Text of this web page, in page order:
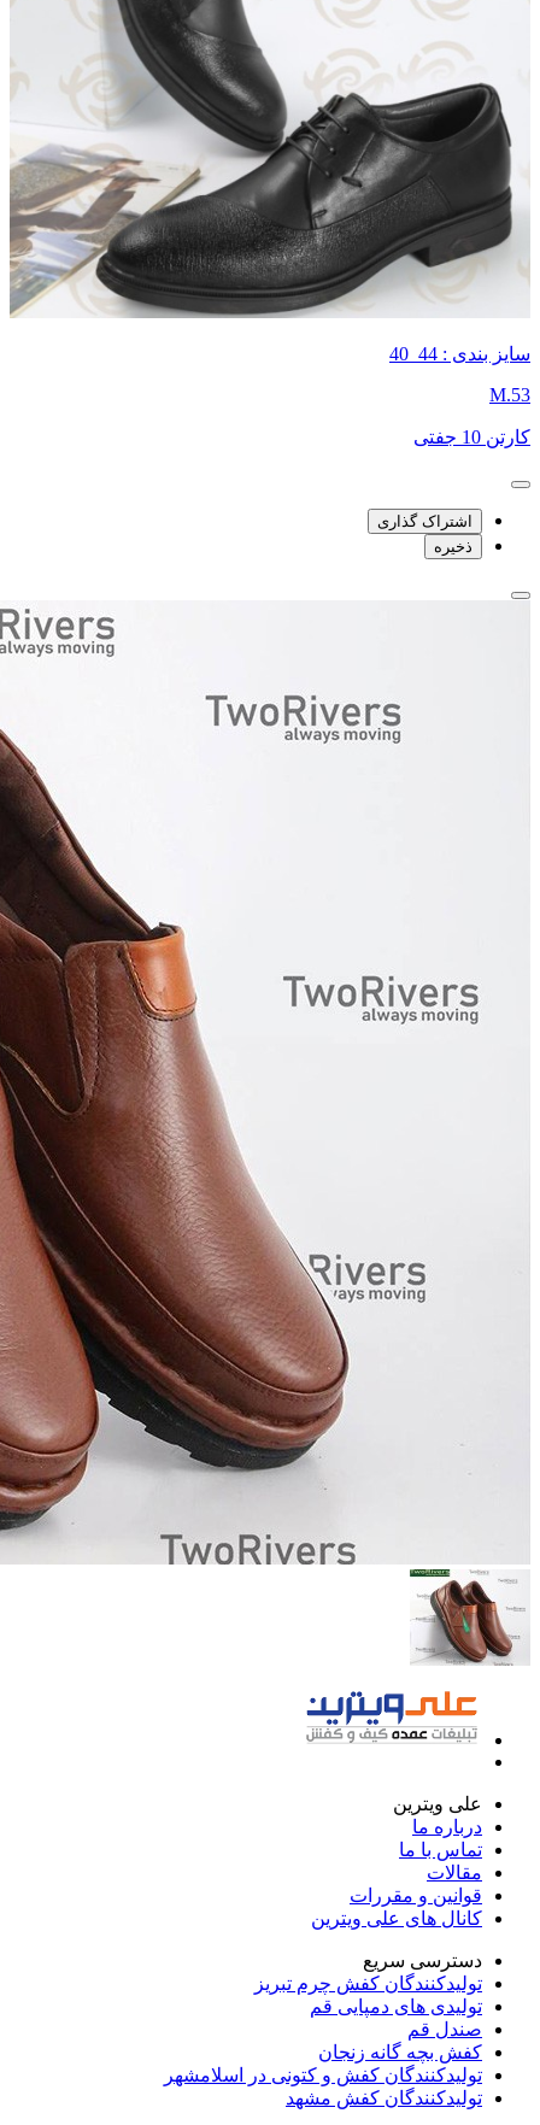
سایز بندی : 44_40
M.53
کارتن 10 جفتی
اشتراک گذاری
ذخیره
علی ویترین
درباره ما
تماس با ما
مقالات
قوانین و مقررات
کانال های علی ویترین
دسترسی سریع
تولیدکنندگان کفش چرم تبریز
تولیدی های دمپایی قم
صندل قم
کفش بچه گانه زنجان
تولیدکنندگان کفش و کتونی در اسلامشهر
تولیدکنندگان کفش مشهد